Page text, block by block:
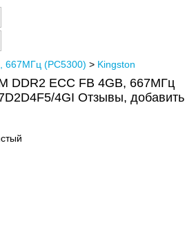
667МГц (PC5300) > Kingston
DDR2 ECC FB 4GB, 667МГц
4GI Отзывы, добавить